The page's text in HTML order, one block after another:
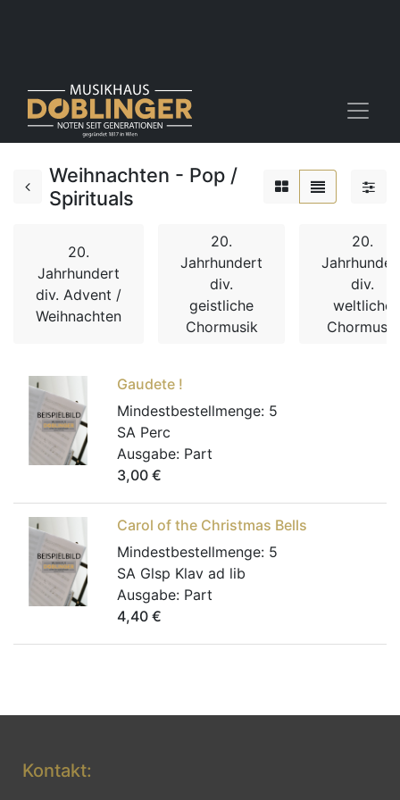
Weihnachten - Pop /
Spirituals
20.
Jahrhundert
div. Advent /
Weihnachten
20.
Jahrhundert
div.
geistliche
Chormusik
20.
div.
weltliche
Chormusik
Gaudete !
Mindestbestellmenge: 5
SA Perc
Ausgabe: Part
3,00 €
Carol of the Christmas Bells
Mindestbestellmenge: 5
SA Glsp Klav ad lib
Ausgabe: Part
4,40 €
Kontakt: